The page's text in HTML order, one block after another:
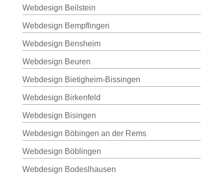
Webdesign Beilstein
Webdesign Bempflingen
Webdesign Bensheim
Webdesign Beuren
Webdesign Bietigheim-Bissingen
Webdesign Birkenfeld
Webdesign Bisingen
Webdesign Böbingen an der Rems
Webdesign Böblingen
Webdesign Bodeslhausen